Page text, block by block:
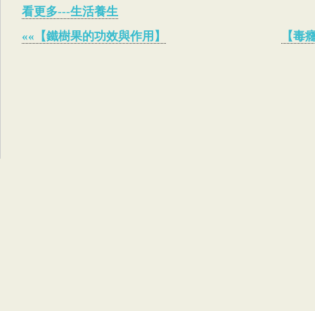
看更多---生活養生
««【鐵樹果的功效與作用】
【毒